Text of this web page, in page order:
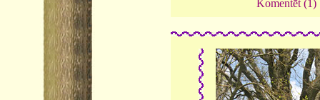
Komentēt (1)